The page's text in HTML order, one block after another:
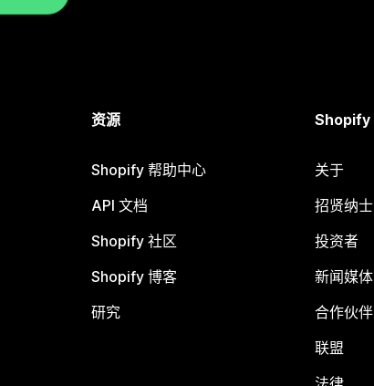
资源
Shopify 帮助中心
API 文档
Shopify 社区
Shopify 博客
研究
Shopify
关于
招贤纳士
投资者
新闻媒体
合作伙伴
联盟